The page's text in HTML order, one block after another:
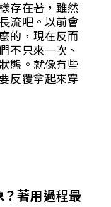
存在著，雖然
流吧。以前會
的，現在反而
不只來一次、
態。就像有些
反覆拿起來穿
？著用過程最